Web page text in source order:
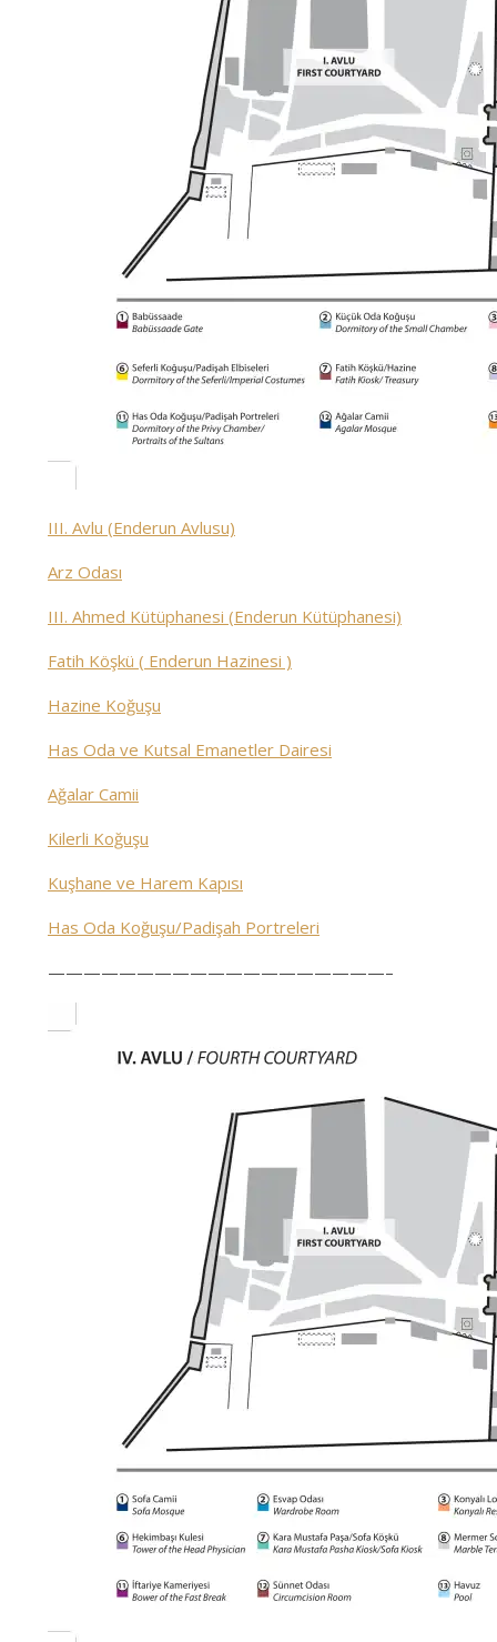
III. Avlu (Enderun Avlusu)
Arz Odası
III. Ahmed Kütüphanesi (Enderun Kütüphanesi)
Fatih Köşkü ( Enderun Hazinesi )
Hazine Koğuşu
Has Oda ve Kutsal Emanetler Dairesi
Ağalar Camii
Kilerli Koğuşu
Kuşhane ve Harem Kapısı
Has Oda Koğuşu/Padişah Portreleri
———————————————————–